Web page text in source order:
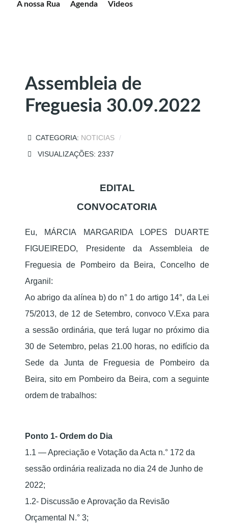
A nossa Rua Agenda Videos
Assembleia de
Freguesia 30.09.2022
CATEGORIA: NOTICIAS
VISUALIZAÇÕES: 2337
EDITAL
CONVOCATORIA
Eu, MÁRCIA MARGARIDA LOPES DUARTE
FIGUEIREDO, Presidente da Assembleia de
Freguesia de Pombeiro da Beira, Concelho de
Arganil:
Ao abrigo da alínea b) do n° 1 do artigo 14°, da Lei
75/2013, de 12 de Setembro, convoco V.Exa para
a sessão ordinária, que terá lugar no próximo dia
30 de Setembro, pelas 21.00 horas, no edifício da
Sede da Junta de Freguesia de Pombeiro da
Beira, sito em Pombeiro da Beira, com a seguinte
ordem de trabalhos:
Ponto 1- Ordem do Dia
1.1 — Apreciação e Votação da Acta n.° 172 da
sessão ordinária realizada no dia 24 de Junho de
2022;
1.2- Discussão e Aprovação da Revisão
Orçamental N.° 3;